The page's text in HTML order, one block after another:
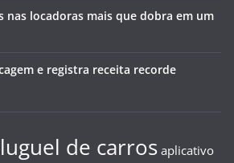
nas locadoras mais que dobra em um
e registra receita recorde
de carros aplicativo